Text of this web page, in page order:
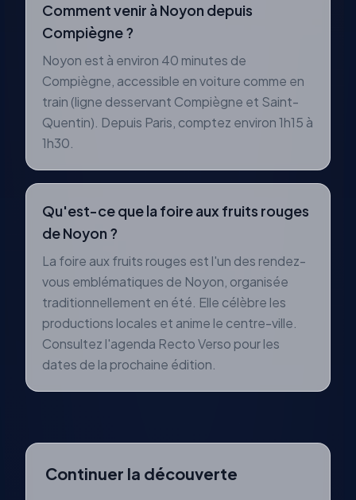
Comment venir à Noyon depuis
Compiègne ?
Noyon est à environ 40 minutes de
Compiègne, accessible en voiture comme en
train (ligne desservant Compiègne et Saint-
Quentin). Depuis Paris, comptez environ 1h15 à
1h30.
Qu'est-ce que la foire aux fruits rouges
de Noyon ?
La foire aux fruits rouges est l'un des rendez-
vous emblématiques de Noyon, organisée
traditionnellement en été. Elle célèbre les
productions locales et anime le centre-ville.
Consultez l'agenda Recto Verso pour les
dates de la prochaine édition.
Continuer la découverte